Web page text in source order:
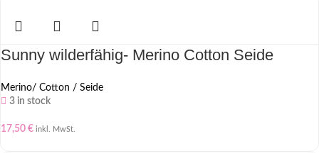
Sunny wilderfähig- Merino Cotton Seide
Merino/ Cotton / Seide
3 in stock
17,50 € inkl. MwSt.